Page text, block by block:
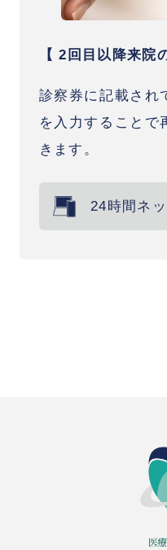
【 2回目以降来院
診察券に記載され
を入力することで
きます。
24時間ネ